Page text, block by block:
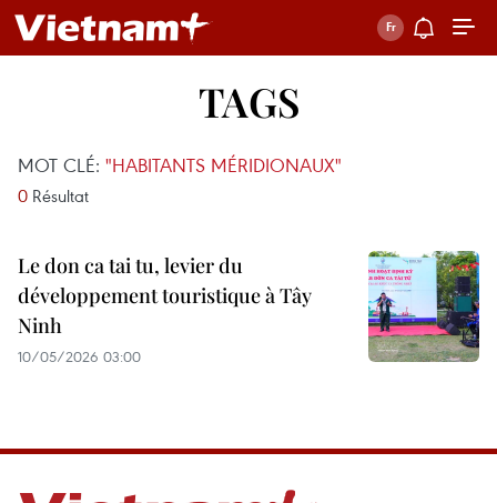
TAGS
MOT CLÉ: "HABITANTS MÉRIDIONAUX"
0 Résultat
Le don ca tai tu, levier du
développement touristique à Tây
Ninh
10/05/2026 03:00